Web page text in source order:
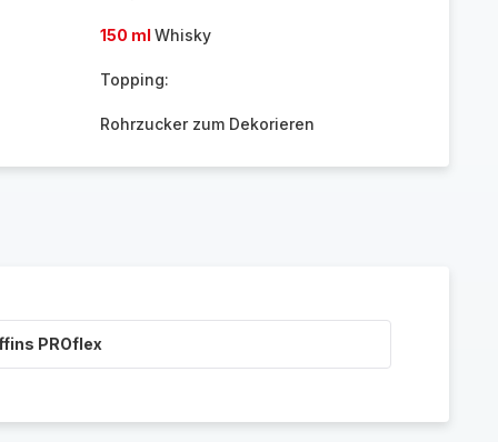
150 ml Whisky
Topping:
Rohrzucker zum Dekorieren
PROflex